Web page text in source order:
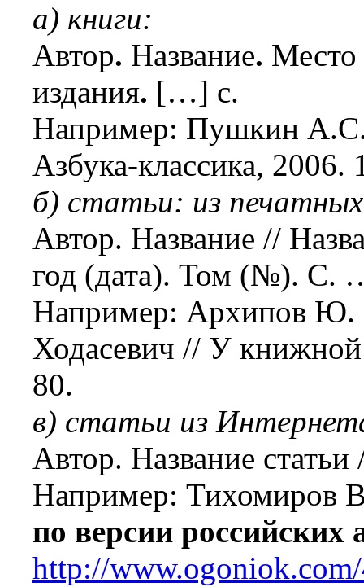
а) книги:
Автор. Название. Место
издания. […] с.
Например: Пушкин А.С.
Азбука-классика, 2006.
б) статьи: из
Автор. Название //
год (дата). Том (№). С.
Например: Архипов Ю.
Ходасевич // У
80.
в) статьи из
Автор. Название
Например: Тихомиров
по версии российских
http://